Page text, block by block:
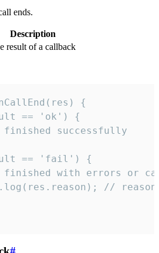
ends.
Description
result of a callback
{
== 'ok') {
successfully
== 'fail') {
finished with errors or
//